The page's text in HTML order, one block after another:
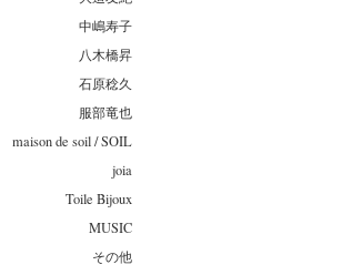
中嶋寿子
八木橋昇
石原稔久
服部竜也
maison de soil / SOIL
joia
Toile Bijoux
MUSIC
その他